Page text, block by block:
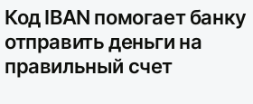
Код IBAN помогает банку
отправить деньги на
правильный счет